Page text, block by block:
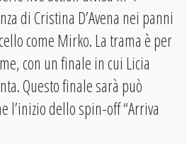
di Cristina D’Avena nei panni
come Mirko. La trama è per
con un finale in cui Licia
Questo finale sarà può
l’inizio dello spin-off “Arriva